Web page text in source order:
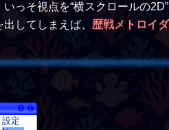
っそ視点を“横スクロールの
してしまえば、 歴戦メトロイ
設定